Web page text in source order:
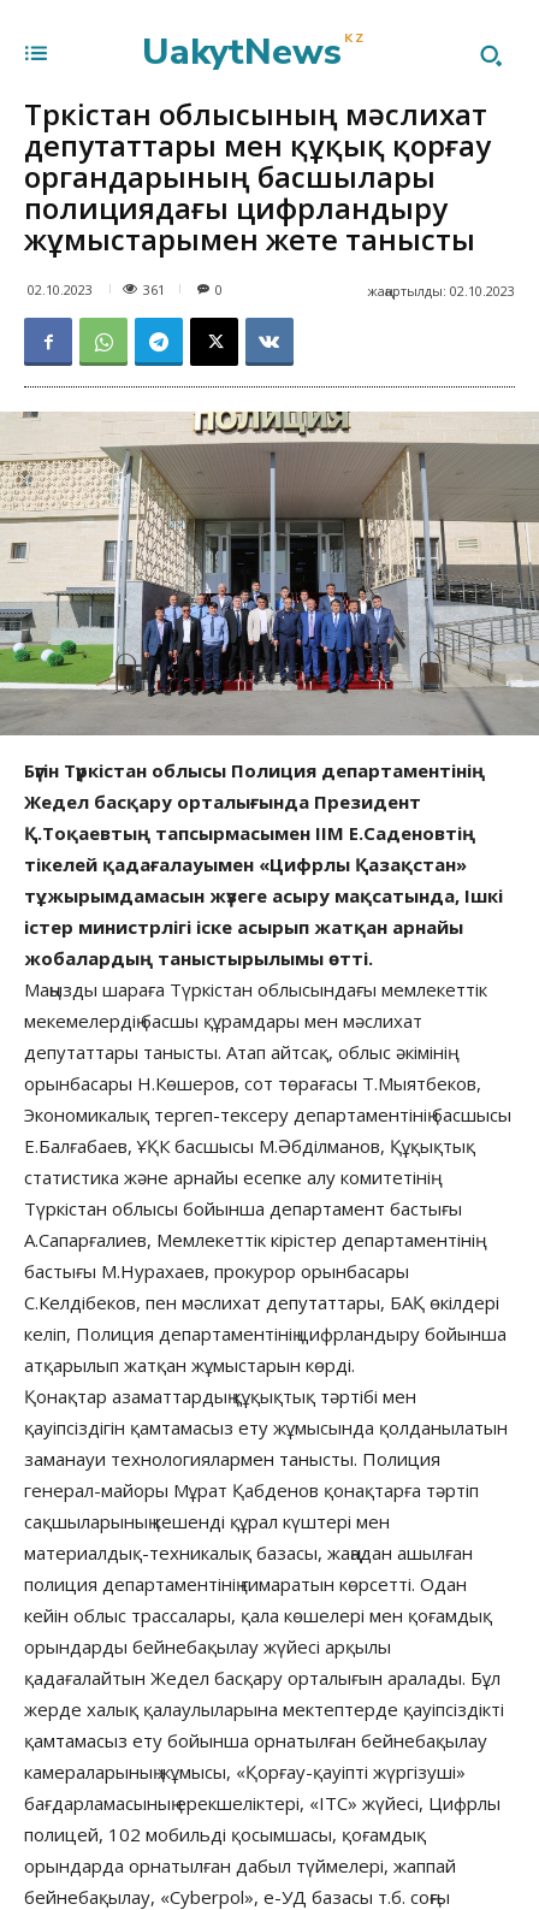
UakytNews KZ
Түркістан облысының мәслихат
депутаттары мен құқық қорғау
органдарының басшылары
полициядағы цифрландыру
жұмыстарымен жете танысты
02.10.2023 361 жаңартылды: 02.10.2023
0
Бүгін Түркістан облысы Полиция департаментінің
Жедел басқару орталығында Президент
Қ.Тоқаевтың тапсырмасымен ІІМ Е.Саденовтің
тікелей қадағалауымен «Цифрлы Қазақстан»
тұжырымдамасын жүзеге асыру мақсатында, Ішкі
істер министрлігі іске асырып жатқан арнайы
жобалардың таныстырылымы өтті.
Маңызды шараға Түркістан облысындағы мемлекеттік
мекемелердің басшы құрамдары мен мәслихат
депутаттары танысты. Атап айтсақ, облыс әкімінің
орынбасары Н.Көшеров, сот төрағасы Т.Мыятбеков,
Экономикалық тергеп-тексеру департаментінің басшысы
Е.Балғабаев, ҰҚК басшысы М.Әбділманов, Құқықтық
статистика және арнайы есепке алу комитетінің
Түркістан облысы бойынша департамент бастығы
А.Сапарғалиев, Мемлекеттік кірістер департаментінің
бастығы М.Нурахаев, прокурор орынбасары
С.Келдібеков, пен мәслихат депутаттары, БАҚ өкілдері
келіп, Полиция департаментінің цифрландыру бойынша
атқарылып жатқан жұмыстарын көрді.
Қонақтар азаматтардың құқықтық тәртібі мен
қауіпсіздігін қамтамасыз ету жұмысында қолданылатын
заманауи технологиялармен танысты. Полиция
генерал-майоры Мұрат Қабденов қонақтарға тәртіп
сақшыларының кешенді құрал күштері мен
материалдық-техникалық базасы, жаңадан ашылған
полиция департаментінің ғимаратын көрсетті. Одан
кейін облыс трассалары, қала көшелері мен қоғамдық
орындарды бейнебақылау жүйесі арқылы
қадағалайтын Жедел басқару орталығын аралады. Бұл
жерде халық қалаулыларына мектептерде қауіпсіздікті
қамтамасыз ету бойынша орнатылған бейнебақылау
камераларының жұмысы, «Қорғау-қауіпті жүргізуші»
бағдарламасының ерекшеліктері, «ITC» жүйесі, Цифрлы
полицей, 102 мобильді қосымшасы, қоғамдық
орындарда орнатылған дабыл түймелері, жаппай
бейнебақылау, «Cyberpol», е-УД базасы т.б. соңғы